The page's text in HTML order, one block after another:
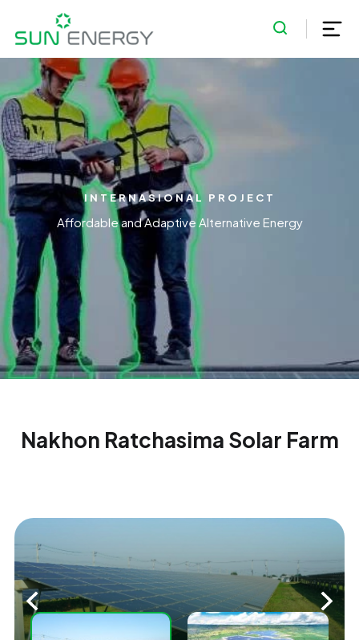
INTERNASIONAL PROJECT
Affordable and Adaptive Alternative Energy
Nakhon Ratchasima Solar Farm